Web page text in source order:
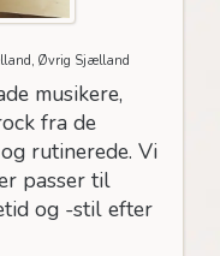
Øvrig Sjælland
musikere,
fra de
rutinerede. Vi
passer til
og -stil efter